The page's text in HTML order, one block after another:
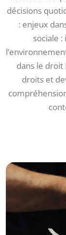
décisions
: enjeux
sociale
dans le droit
droits et